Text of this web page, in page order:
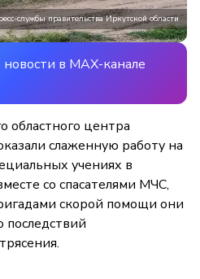
службы правительства Иркутской области
в MAX-канале
областного центра
слаженную работу на
учениях в
со спасателями МЧС,
скорой помощи они